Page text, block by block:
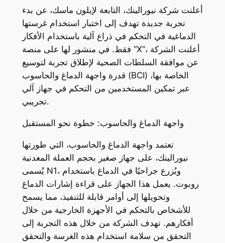
أعلنت شركة نيورالينك، التابعة لإيلون ماسك، عن بدء
تجربة جديدة تهدف إلى اختبار استخدام غرستها
الدماغية في التحكم في ذراع آلية باستخدام الأفكار
فقط. في منشور لها على منصة “X”، أعلنت الشركة
عن موافقة السلطات الصحية لإطلاق تجربة لتوسيع
قدرة واجهة الدماغ والحاسوب (BCI) الخاصة بها،
عبر تمكين المستخدمين من التحكم في جهاز آلي
تجريبي.
واجهة الدماغ والحاسوب: خطوة نحو المستقبل
تعتمد واجهة الدماغ والحاسوب، التي طورتها
نيورالينك، على جهاز صغير بحجم العملة المعدنية
يُسمى N1، ويُزرع جراحيًا في الدماغ باستخدام
روبوت. يعمل هذا الجهاز على قراءة إشارات الدماغ
وتحويلها إلى أوامر قابلة للتنفيذ، مما يسمح
للأشخاص بالتحكم في الأجهزة الخارجية من خلال
أفكارهم. تهدف الشركة من خلال هذه التجربة إلى
التحقق من سلامة استخدام هذه الغرسة والتحقق